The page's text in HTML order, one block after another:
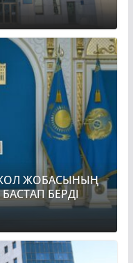
ЖОБАСЫНЫҢ
БЕРДІ